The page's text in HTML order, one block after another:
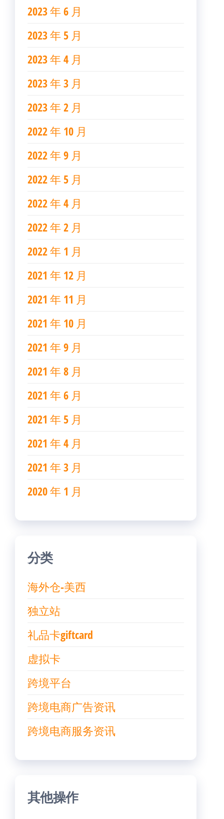
2023 年 6 月
2023 年 5 月
2023 年 4 月
2023 年 3 月
2023 年 2 月
2022 年 10 月
2022 年 9 月
2022 年 5 月
2022 年 4 月
2022 年 2 月
2022 年 1 月
2021 年 12 月
2021 年 11 月
2021 年 10 月
2021 年 9 月
2021 年 8 月
2021 年 6 月
2021 年 5 月
2021 年 4 月
2021 年 3 月
2020 年 1 月
分类
海外仓-美西
独立站
礼品卡giftcard
虚拟卡
跨境平台
跨境电商广告资讯
跨境电商服务资讯
其他操作